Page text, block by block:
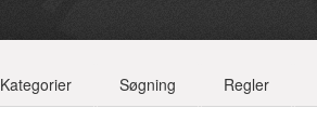
Kategorier Søgning Regler